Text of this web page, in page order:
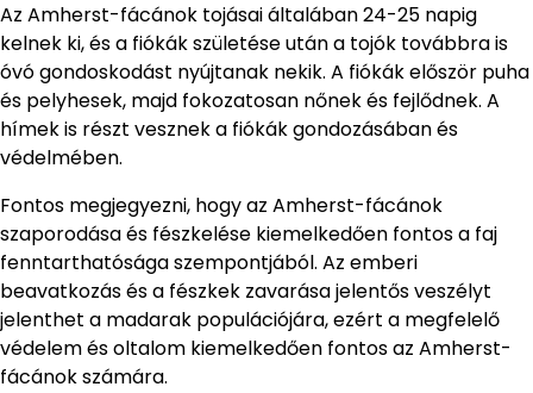
Az Amherst-fácánok tojásai általában 24-25 napig
kelnek ki, és a fiókák születése után a tojók továbbra is
óvó gondoskodást nyújtanak nekik. A fiókák először puha
és pelyhesek, majd fokozatosan nőnek és fejlődnek. A
hímek is részt vesznek a fiókák gondozásában és
védelmében.
Fontos megjegyezni, hogy az Amherst-fácánok
szaporodása és fészkelése kiemelkedően fontos a faj
fenntarthatósága szempontjából. Az emberi
beavatkozás és a fészkek zavarása jelentős veszélyt
jelenthet a madarak populációjára, ezért a megfelelő
védelem és oltalom kiemelkedően fontos az Amherst-
fácánok számára.